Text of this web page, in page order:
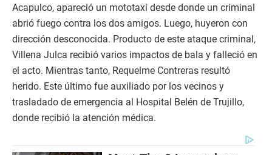
Acapulco, apareció un mototaxi desde donde un criminal
abrió fuego contra los dos amigos. Luego, huyeron con
dirección desconocida. Producto de este ataque criminal,
Villena Julca recibió varios impactos de bala y falleció en
el acto. Mientras tanto, Requelme Contreras resultó
herido. Este último fue auxiliado por los vecinos y
trasladado de emergencia al Hospital Belén de Trujillo,
donde recibió la atención médica.